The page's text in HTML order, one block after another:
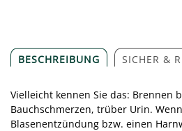
BESCHREIBUNG SICHER &
Vielleicht kennen Sie das: Brennen
Bauchschmerzen, trüber Urin.
Blasenentzündung bzw. einen